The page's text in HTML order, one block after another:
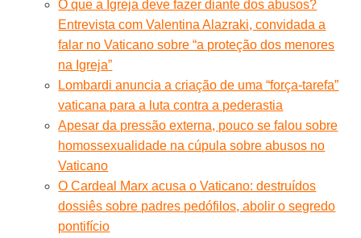
O que a Igreja deve fazer diante dos abusos?
Entrevista com Valentina Alazraki, convidada a
falar no Vaticano sobre “a proteção dos menores
na Igreja”
Lombardi anuncia a criação de uma “força-tarefa”
vaticana para a luta contra a pederastia
Apesar da pressão externa, pouco se falou sobre
homossexualidade na cúpula sobre abusos no
Vaticano
O Cardeal Marx acusa o Vaticano: destruídos
dossiês sobre padres pedófilos, abolir o segredo
pontifício